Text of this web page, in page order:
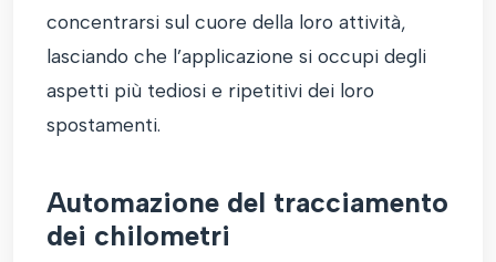
concentrarsi sul cuore della loro attività,
lasciando che l’applicazione si occupi degli
aspetti più tediosi e ripetitivi dei loro
spostamenti.
Automazione del tracciamento
dei chilometri